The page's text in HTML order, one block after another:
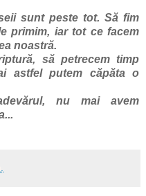
sunt peste tot. Să fim
primim, iar tot ce facem
noastră.
să petrecem timp
astfel putem căpăta o
nu mai avem